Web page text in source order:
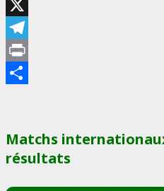
LinkedIn
X
Telegram
Print
Matchs
résultats